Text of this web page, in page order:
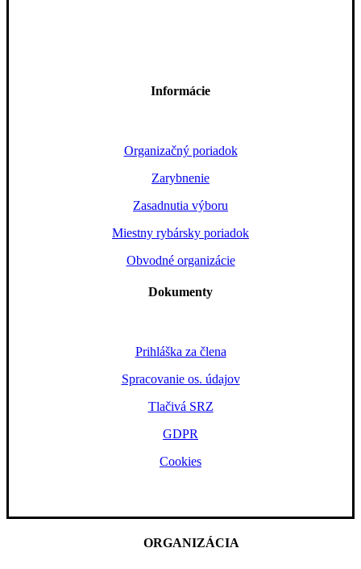
Informácie
Organizačný poriadok
Zarybnenie
Zasadnutia výboru
Miestny rybársky poriadok
Obvodné organizácie
Dokumenty
Prihláška za člena
Spracovanie os. údajov
Tlačivá SRZ
GDPR
Cookies
ORGANIZÁCIA